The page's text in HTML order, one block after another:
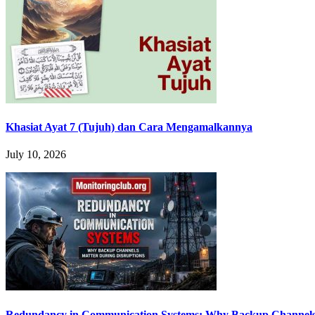
Khasiat Ayat 7 (Tujuh) dan Cara Mengamalkannya
July 10, 2026